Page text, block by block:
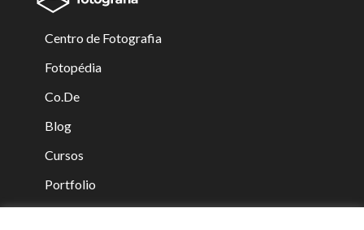
Centro de Fotografia
Fotopédia
Co.De
Blog
Cursos
Portfolio